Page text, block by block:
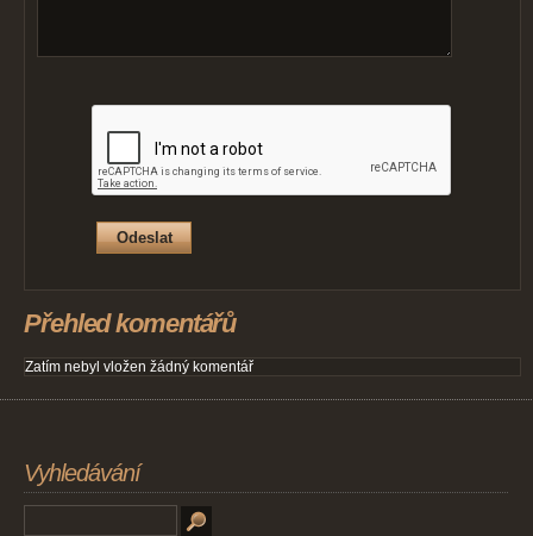
Přehled komentářů
Zatím nebyl vložen žádný komentář
Vyhledávání